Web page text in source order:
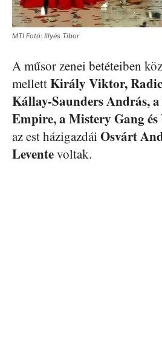
MTI Fotó: Illyés Tibor
A műsor zenei betéteiben
mellettKirály Viktor,
Kállay-Saunders András, a
Empire, a Mistery Gang és
az est házigazdái Osvárt
Leventevoltak.